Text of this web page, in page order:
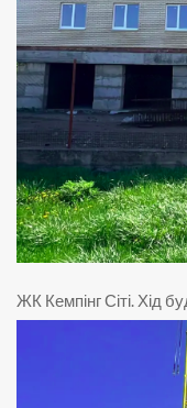
ЖК Кемпінг Сіті. Хід